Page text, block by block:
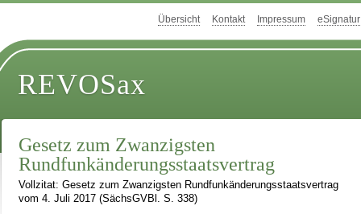
Übersicht Kontakt Impressum eSignatur
REVOSax
Gesetz zum Zwanzigsten
Rundfunkänderungsstaatsvertrag
Vollzitat: Gesetz zum Zwanzigsten Rundfunkänderungsstaatsvertrag
vom 4. Juli 2017 (SächsGVBl. S. 338)